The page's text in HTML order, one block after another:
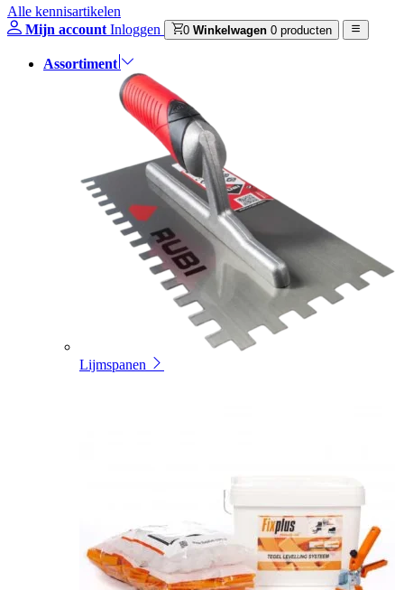
Alle kennisartikelen
Mijn account Inloggen 0 Winkelwagen 0 producten
Assortiment
Lijmspanen